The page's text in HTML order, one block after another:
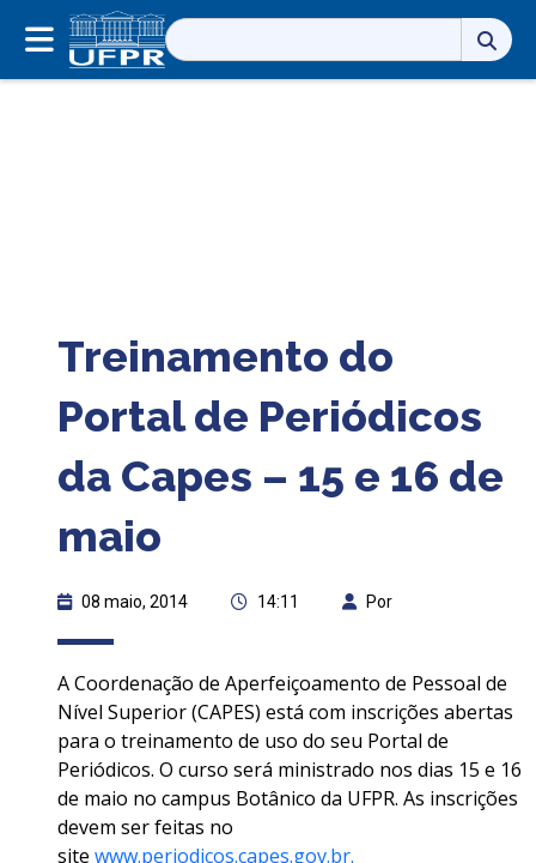
Pesquisar
por:
Treinamento do
Portal de Periódicos
da Capes – 15 e 16 de
maio
08 maio, 2014 14:11 Por
A Coordenação de Aperfeiçoamento de Pessoal de
Nível Superior (CAPES) está com inscrições abertas
para o treinamento de uso do seu Portal de
Periódicos. O curso será ministrado nos dias 15 e 16
de maio no campus Botânico da UFPR. As inscrições
devem ser feitas no
site www.periodicos.capes.gov.br.